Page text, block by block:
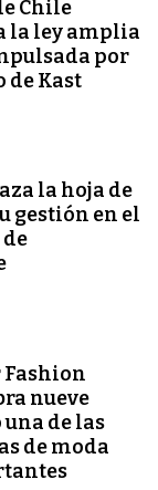
Chile
la ley amplia
por
de Kast
la hoja de
gestión en el
nueve
de las
de moda